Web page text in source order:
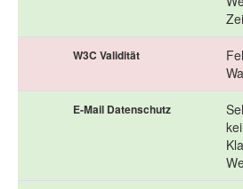
W3C Validität
E-Mail Datenschutz